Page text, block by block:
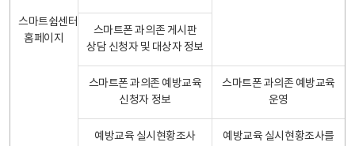
스마트쉼센터
홈페이지
스마트폰 과의존 게시판
상담 신청자 및 대상자 정보
스마트폰 과의존 예방교육
신청자 정보
스마트폰 과의존 예방교육
운영
예방교육 실시현황조사
예방교육 실시현황조사를